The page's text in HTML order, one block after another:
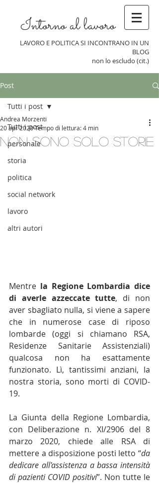
Intorno al lavoro
LAVORO E POLITICA SI INCONTRANO IN UN
BLOG
non lo escludo (cit.)
Post
Tutti i post
personale
storia
politica
social network
lavoro
altri autori
Tutti i post
Non sono solo storie
Andrea Morzenti
20 apr 2020Tempo di lettura: 4 min
Mentre la Regione Lombardia dice
di averle azzeccate tutte, di non
aver sbagliato nulla, si viene a sapere
che in numerose case di riposo
lombarde (oggi si chiamano RSA,
Residenze Sanitarie Assistenziali)
qualcosa non ha esattamente
funzionato. Lì, tantissimi anziani, la
nostra storia, sono morti di COVID-
19.
La Giunta della Regione Lombardia,
con Deliberazione n. XI/2906 del 8
marzo 2020, chiede alle RSA di
mettere a disposizione posti letto “da
dedicare all'assistenza a bassa intensità
di pazienti COVID positivi”. Non tutte le